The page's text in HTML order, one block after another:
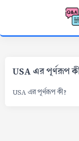
USA এর পূর্ণরূপ
USA এর পূর্ণরূপ কী?